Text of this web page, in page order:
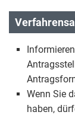
Wenn Sie
haben,